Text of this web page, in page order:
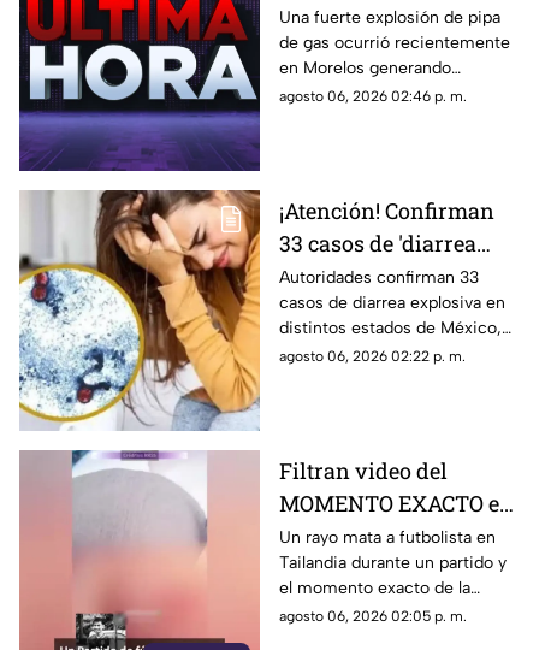
EXPLOSIÓN de PIPA de
GAS en colonia
Granjas; ¿cuál es el
saldo de víctimas?
Una fuerte explosión de pipa
de gas ocurrió recientemente
en Morelos generando
movilización entre cuerpos de
agosto 06, 2026 02:46 p. m.
¡Atención! Confirman
33 casos de 'diarrea
explosiva' en México;
¿Yucatán en riesgo?
Autoridades confirman 33
casos de diarrea explosiva en
distintos estados de México,
te damos detalles.
agosto 06, 2026 02:22 p. m.
Filtran video del
MOMENTO EXACTO en
el que cae un rayo y
mata a un futbolista;
otros 12 resultaron
heridos
Un rayo mata a futbolista en
Tailandia durante un partido y
el momento exacto de la
tragedia quedó grabado en
agosto 06, 2026 02:05 p. m.